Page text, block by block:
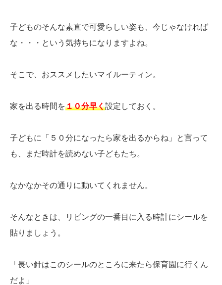
子どものそんな素直で可愛らしい姿も、今じゃなければ
な・・・という気持ちになりますよね。
そこで、おススメしたいマイルーティン。
家を出る時間を１０分早く設定しておく。
子どもに「５０分になったら家を出るからね」と言って
も、まだ時計を読めない子どもたち。
なかなかその通りに動いてくれません。
そんなときは、リビングの一番目に入る時計にシールを
貼りましょう。
「長い針はこのシールのところに来たら保育園に行くん
だよ」